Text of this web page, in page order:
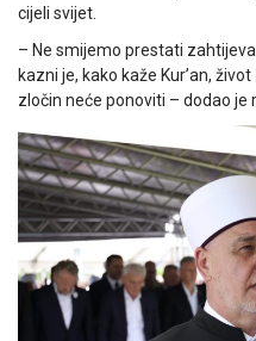
cijeli svijet.
– Ne smijemo prestati
kazni je, kako kaže Kurʼan,
zločin neće ponoviti – dodao je